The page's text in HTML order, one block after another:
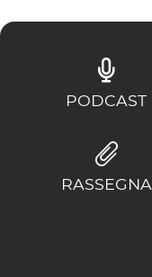
PODCAST
RASSEGNA